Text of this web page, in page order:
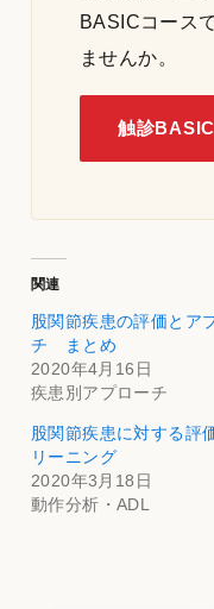
BASICコース
ませんか。
触診
関連
股関節疾患の評価とア
チ まとめ
2020年4月16日
疾患別アプローチ
股関節疾患に対する評
リーニング
2020年3月18日
動作分析・ADL